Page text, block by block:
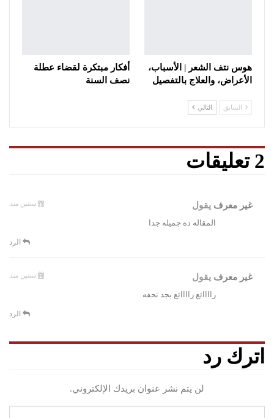
هوس نتف الشعر | الأسباب،
الأعراض، والعلاج بالتفصيل
أفكار مبتكرة لقضاء عطلة
نصف السنة
السابق التالي
2 تعليقات
غير معرف يقول سنتين منذ
المقاله ده جميله جدا
الرد
غير معرف يقول سنتين منذ
راااائع راااائع بجد تحفه
الرد
اترك رد
لن يتم نشر عنوان بريدك الإلكتروني.